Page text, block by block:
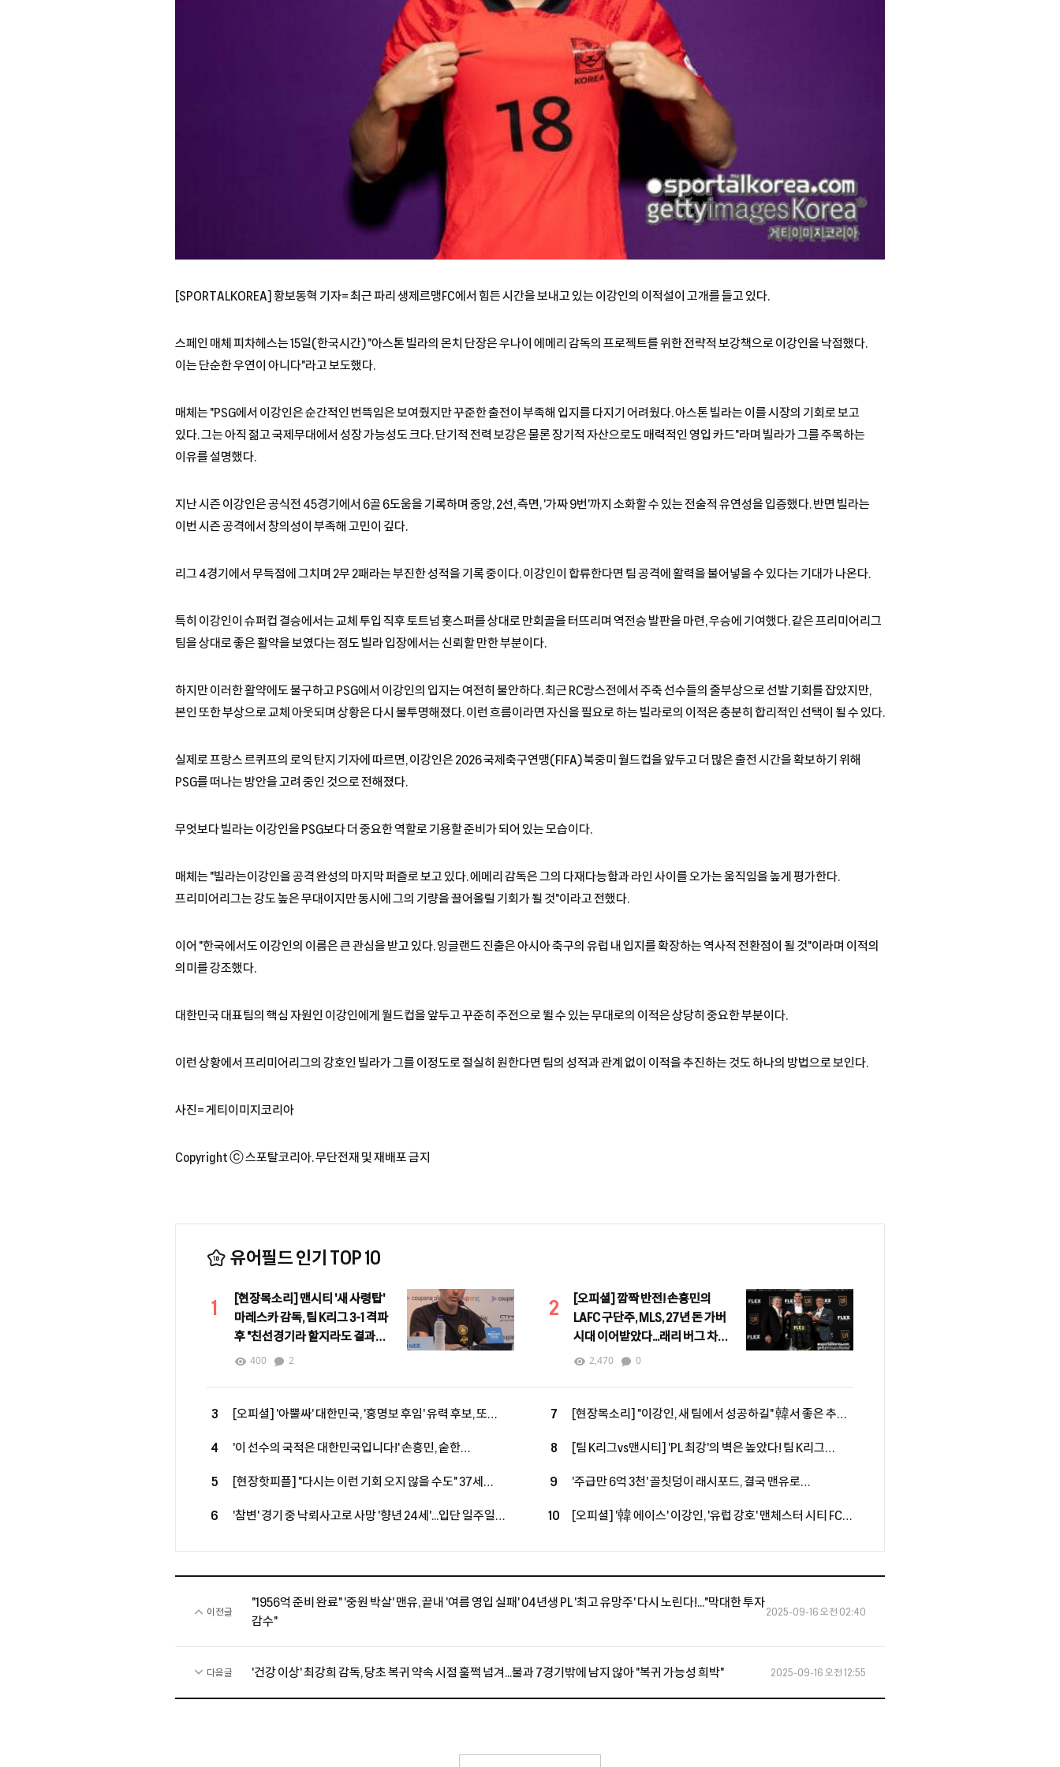
[SPORTALKOREA] 황보동혁 기자= 최근 파리 생제르맹FC에서 힘든 시간을 보내고 있는 이강인의 이적설이 고개를 들고 있다.
스페인 매체 피차헤스는 15일(한국시간) "아스톤 빌라의 몬치 단장은 우나이 에메리 감독의 프로젝트를 위한 전략적 보강책으로 이강인을 낙점했다.
이는 단순한 우연이 아니다"라고 보도했다.
매체는 "PSG에서 이강인은 순간적인 번뜩임은 보여줬지만 꾸준한 출전이 부족해 입지를 다지기 어려웠다. 아스톤 빌라는 이를 시장의 기회로 보고
있다. 그는 아직 젊고 국제무대에서 성장 가능성도 크다. 단기적 전력 보강은 물론 장기적 자산으로도 매력적인 영입 카드"라며 빌라가 그를 주목하는
이유를 설명했다.
지난 시즌 이강인은 공식전 45경기에서 6골 6도움을 기록하며 중앙, 2선, 측면, '가짜 9번'까지 소화할 수 있는 전술적 유연성을 입증했다. 반면 빌라는
이번 시즌 공격에서 창의성이 부족해 고민이 깊다.
리그 4경기에서 무득점에 그치며 2무 2패라는 부진한 성적을 기록 중이다. 이강인이 합류한다면 팀 공격에 활력을 불어넣을 수 있다는 기대가 나온다.
특히 이강인이 슈퍼컵 결승에서는 교체 투입 직후 토트넘 홋스퍼를 상대로 만회골을 터뜨리며 역전승 발판을 마련, 우승에 기여했다. 같은 프리미어리그
팀을 상대로 좋은 활약을 보였다는 점도 빌라 입장에서는 신뢰할 만한 부분이다.
하지만 이러한 활약에도 불구하고 PSG에서 이강인의 입지는 여전히 불안하다. 최근 RC랑스전에서 주축 선수들의 줄부상으로 선발 기회를 잡았지만,
본인 또한 부상으로 교체 아웃되며 상황은 다시 불투명해졌다. 이런 흐름이라면 자신을 필요로 하는 빌라로의 이적은 충분히 합리적인 선택이 될 수 있다.
실제로 프랑스 르퀴프의 로익 탄지 기자에 따르면, 이강인은 2026 국제축구연맹(FIFA) 북중미 월드컵을 앞두고 더 많은 출전 시간을 확보하기 위해
PSG를 떠나는 방안을 고려 중인 것으로 전해졌다.
무엇보다 빌라는 이강인을 PSG보다 더 중요한 역할로 기용할 준비가 되어 있는 모습이다.
매체는 "빌라는이강인을 공격 완성의 마지막 퍼즐로 보고 있다. 에메리 감독은 그의 다재다능함과 라인 사이를 오가는 움직임을 높게 평가한다.
프리미어리그는 강도 높은 무대이지만 동시에 그의 기량을 끌어올릴 기회가 될 것"이라고 전했다.
이어 "한국에서도 이강인의 이름은 큰 관심을 받고 있다. 잉글랜드 진출은 아시아 축구의 유럽 내 입지를 확장하는 역사적 전환점이 될 것"이라며 이적의
의미를 강조했다.
대한민국 대표팀의 핵심 자원인 이강인에게 월드컵을 앞두고 꾸준히 주전으로 뛸 수 있는 무대로의 이적은 상당히 중요한 부분이다.
이런 상황에서 프리미어리그의 강호인 빌라가 그를 이정도로 절실히 원한다면 팀의 성적과 관계 없이 이적을 추진하는 것도 하나의 방법으로 보인다.
사진= 게티이미지코리아
Copyright ⓒ 스포탈코리아. 무단전재 및 재배포 금지
유어필드 인기 TOP 10
1
[현장목소리] 맨시티 '새 사령탑'
마레스카 감독, 팀 K리그 3-1 격파
후 "친선경기라 할지라도 결과는
중요"
400 2
2
[오피셜] 깜짝 반전! 손흥민의
LAFC 구단주, MLS, 27년 돈 가버
시대 이어받았다...래리 버그 차기
커미셔너로 선임
2,470 0
3
[오피셜] '아뿔싸' 대한민국, '홍명보 후임' 유력 후보, 또
복귀 성사
4
'이 선수의 국적은 대한민국입니다!' 손흥민, 숱한
5
[현장핫피플] "다시는 이런 기회 오지 않을 수도" 37세
기회"
6
'참변' 경기 중 낙뢰사고로 사망 '향년 24세'...입단 일주일
7
[현장목소리] "이강인, 새 팀에서 성공하길" 韓서 좋은 추억
8
[팀 K리그vs맨시티] 'PL 최강'의 벽은 높았다! 팀 K리그
9
'주급만 6억 3천' 골칫덩이 래시포드, 결국 맨유로
10
[오피셜] '韓 에이스' 이강인, '유럽 강호' 맨체스터 시티 FC와
이전글
"1956억 준비 완료" '중원 박살' 맨유, 끝내 '여름 영입 실패' 04년생 PL '최고 유망주' 다시 노린다!..."막대한 투자
감수"
2025-09-16 오전 02:40
다음글 '건강 이상' 최강희 감독, 당초 복귀 약속 시점 훌쩍 넘겨...불과 7경기밖에 남지 않아 "복귀 가능성 희박" 2025-09-16 오전 12:55